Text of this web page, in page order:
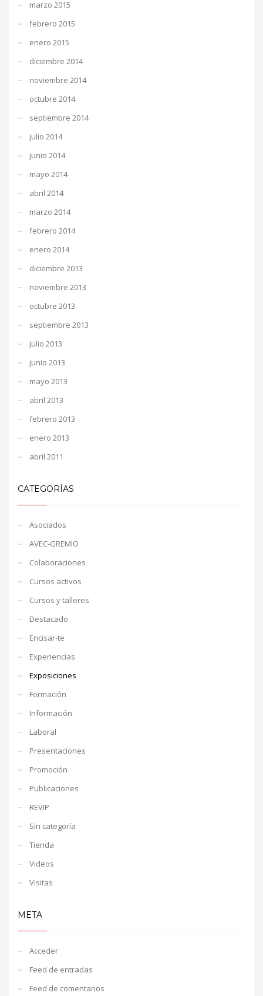
marzo 2015
febrero 2015
enero 2015
diciembre 2014
noviembre 2014
octubre 2014
septiembre 2014
julio 2014
junio 2014
mayo 2014
abril 2014
marzo 2014
febrero 2014
enero 2014
diciembre 2013
noviembre 2013
octubre 2013
septiembre 2013
julio 2013
junio 2013
mayo 2013
abril 2013
febrero 2013
enero 2013
abril 2011
CATEGORÍAS
Asociados
AVEC-GREMIO
Colaboraciones
Cursos activos
Cursos y talleres
Destacado
Encisar-te
Experiencias
Exposiciones
Formación
Información
Laboral
Presentaciones
Promoción
Publicaciones
REVIP
Sin categoría
Tienda
Videos
Visitas
META
Acceder
Feed de entradas
Feed de comentarios